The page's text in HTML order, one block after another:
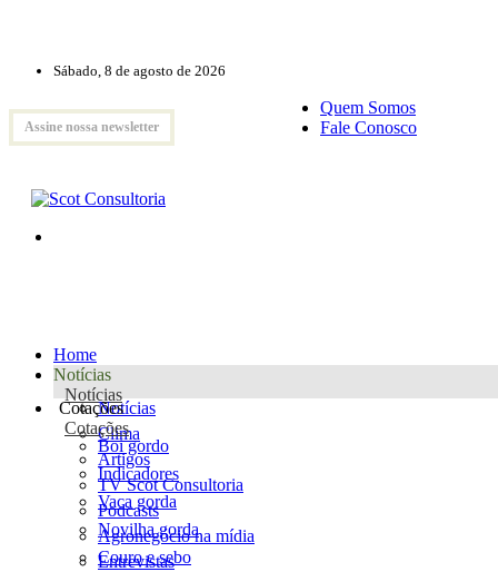
Sábado, 8 de agosto de 2026
Assine nossa newsletter
Quem Somos
Fale Conosco
Home
Notícias
Notícias
Notícias
Clima
Artigos
TV Scot Consultoria
Podcasts
Agronegócio na mídia
Entrevistas
Cotações
Cotações
Boi gordo
Indicadores
Vaca gorda
Novilha gorda
Couro e sebo